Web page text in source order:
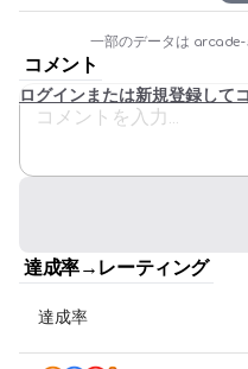
一部のデータは arcade-
コメント
ログインまたは新規登録して
達成率→レーティング
達成率